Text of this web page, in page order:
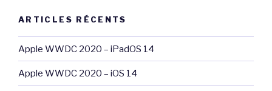
ARTICLES RÉCENTS
Apple WWDC 2020 – iPadOS 14
Apple WWDC 2020 – iOS 14